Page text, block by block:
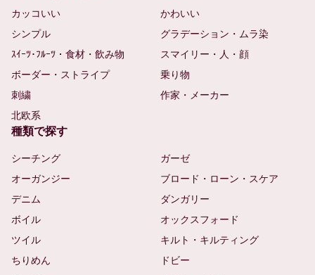
カッコいい
かわいい
シンプル
グラデーション・ムラ染
ｽｲｰﾂ･ﾌﾙｰﾂ・食材・飲み物
スマイリー・人・顔
ボーダー・ストライプ
乗り物
刺繍
作家・メーカー
北欧系
種類で探す
シーチング
ガーゼ
オーガンジー
ブロード・ローン・スケア
デニム
ダンガリー
ボイル
オックスフォード
ツイル
キルト・キルティング
ちりめん
ドビー